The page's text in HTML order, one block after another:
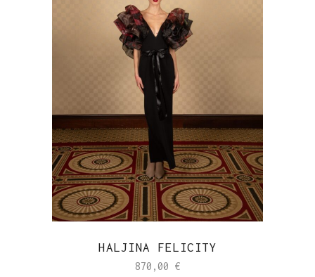
HALJINA FELICITY
870,00 €